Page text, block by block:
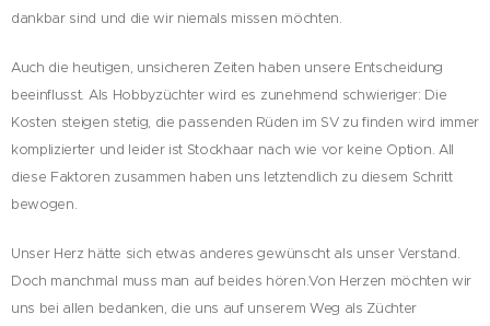
dankbar sind und die wir niemals missen möchten.
Auch die heutigen, unsicheren Zeiten haben unsere Entscheidung
beeinflusst. Als Hobbyzüchter wird es zunehmend schwieriger: Die
Kosten steigen stetig, die passenden Rüden im SV zu finden wird immer
komplizierter und leider ist Stockhaar nach wie vor keine Option. All
diese Faktoren zusammen haben uns letztendlich zu diesem Schritt
bewogen.
Unser Herz hätte sich etwas anderes gewünscht als unser Verstand.
Doch manchmal muss man auf beides hören.Von Herzen möchten wir
uns bei allen bedanken, die uns auf unserem Weg als Züchter